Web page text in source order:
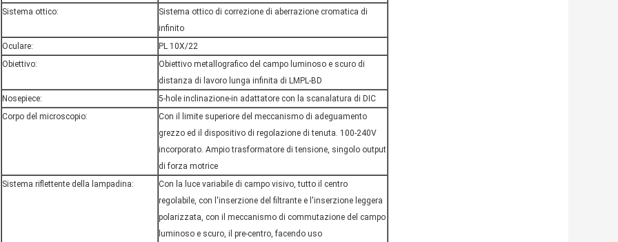
Sistema ottico:
Sistema ottico di correzione di aberrazione cromatica di
infinito
Oculare:
PL 10X/22
Obiettivo:
Obiettivo metallografico del campo luminoso e scuro di
distanza di lavoro lunga infinita di LMPL-BD
Nosepiece:
5-hole inclinazione-in adattatore con la scanalatura di DIC
Corpo del microscopio:
Con il limite superiore del meccanismo di adeguamento
grezzo ed il dispositivo di regolazione di tenuta. 100-240V
incorporato. Ampio trasformatore di tensione, singolo output
di forza motrice
Sistema riflettente della lampadina:
Con la luce variabile di campo visivo, tutto il centro
regolabile, con l'inserzione del filtrante e l'inserzione leggera
polarizzata, con il meccanismo di commutazione del campo
luminoso e scuro, il pre-centro, facendo uso